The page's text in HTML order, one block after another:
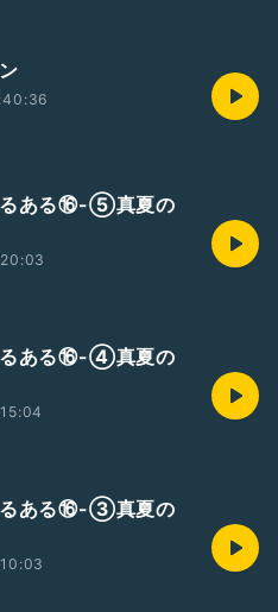
るある⑯-⑤真夏の
るある⑯-④真夏の
るある⑯-③真夏の